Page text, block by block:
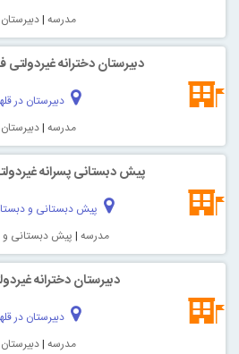
مدرسه |دبیرستان
دبیرستان دخترانه غیردولتی
دبیرستان در
مدرسه |دبیرستان
پیش دبستانی پسرانه
پیش دبستانی و
مدرسه |پیش دبستانی و
دبیرستان دخترانه
دبیرستان در
مدرسه |دبیرستان